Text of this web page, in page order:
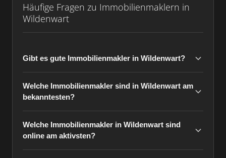
Häufige Fragen zu Immobilienmaklern in
Wildenwart
Gibt es gute Immobilienmakler in Wildenwart?
Welche Immobilienmakler sind in Wildenwart am
bekanntesten?
Welche Immobilienmakler in Wildenwart sind
online am aktivsten?